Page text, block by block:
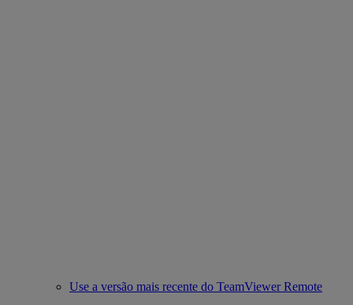
Use a versão mais recente do TeamViewer Remote